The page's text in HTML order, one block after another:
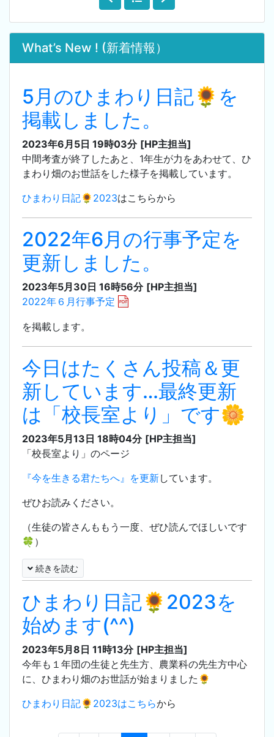
What’s New ! (新着情報）
5月のひまわり日記🌻を
掲載しました。
2023年6月5日 19時03分 [HP主担当]
中間考査が終了したあと、1年生が力をあわせて、ひ
まわり畑のお世話をした様子を掲載しています。
ひまわり日記🌻2023はこちらから
2022年6月の行事予定を
更新しました。
2023年5月30日 16時56分 [HP主担当]
2022年６月行事予定
を掲載します。
今日はたくさん投稿＆更
新しています…最終更新
は「校長室より」です🌼
2023年5月13日 18時04分 [HP主担当]
「校長室より」のページ
『今を生きる君たちへ』を更新しています。
ぜひお読みください。
（生徒の皆さんももう一度、ぜひ読んでほしいです
🍀）
続きを読む
ひまわり日記🌻2023を
始めます(^^)
2023年5月8日 11時13分 [HP主担当]
今年も１年団の生徒と先生方、農業科の先生方中心
に、ひまわり畑のお世話が始まりました🌻
ひまわり日記🌻2023はこちらから